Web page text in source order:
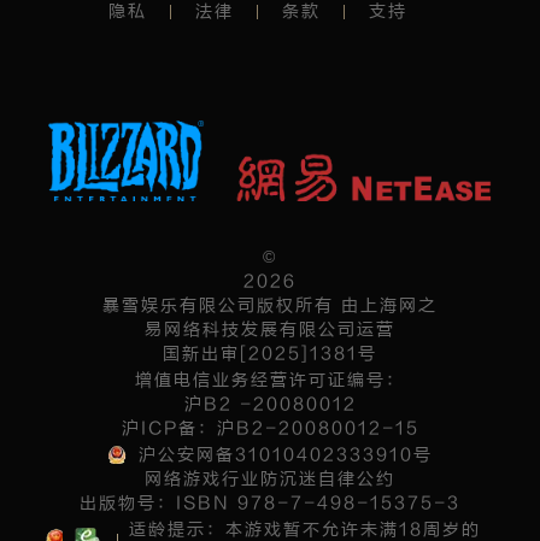
隐私 法律 条款 支持
©
2026
暴雪娱乐有限公司版权所有 由上海网之
易网络科技发展有限公司运营
国新出审[2025]1381号
增值电信业务经营许可证编号：
沪B2 -20080012
沪ICP备：沪B2-20080012-15
沪公安网备31010402333910号
网络游戏行业防沉迷自律公约
出版物号：ISBN 978-7-498-15375-3
适龄提示：本游戏暂不允许未满18周岁的